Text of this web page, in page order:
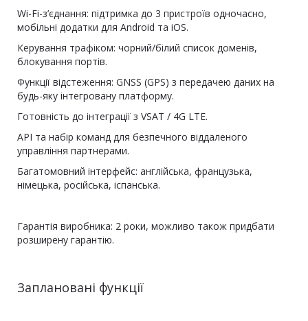
Wi-Fi-з’єднання: підтримка до 3 пристроїв одночасно,
мобільні додатки для Android та iOS.
Керування трафіком: чорний/білий список доменів,
блокування портів.
Функції відстеження: GNSS (GPS) з передачею даних на
будь-яку інтегровану платформу.
Готовність до інтеграції з VSAT / 4G LTE.
API та набір команд для безпечного віддаленого
управління партнерами.
Багатомовний інтерфейс: англійська, французька,
німецька, російська, іспанська.
Гарантія виробника: 2 роки, можливо також придбати
розширену гарантію.
Заплановані функції